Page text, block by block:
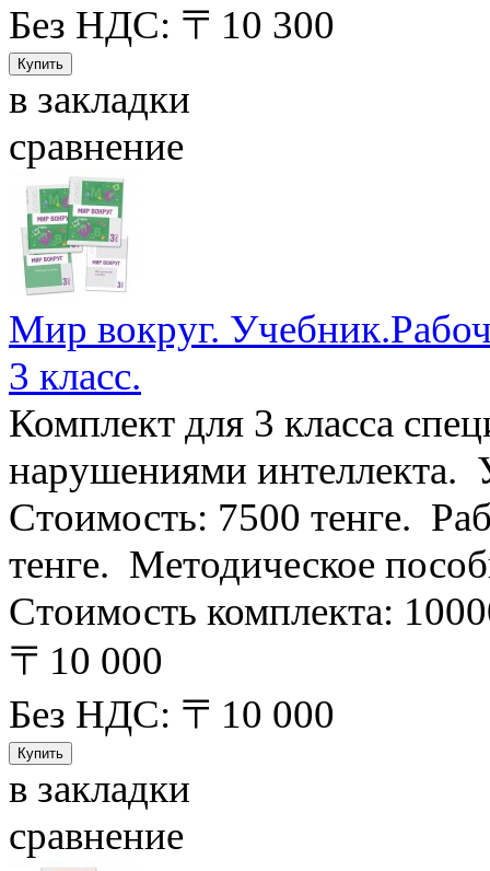
Без НДС: 〒10 300
в закладки
сравнение
Мир вокруг.
3 класс.
Комплект для 3 класса
нарушениями интеллекта.
Стоимость: 7500 тенге.
тенге. Методическое
Стоимость комплекта:
〒10 000
Без НДС: 〒10 000
в закладки
сравнение